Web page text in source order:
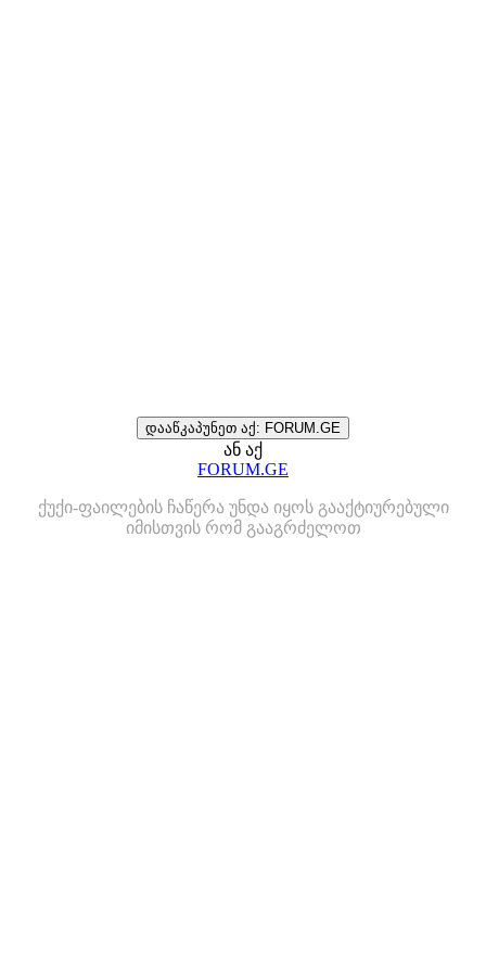
დააწკაპუნეთ აქ: FORUM.GE
ან აქ
FORUM.GE
ქუქი-ფაილების ჩაწერა უნდა იყოს გააქტიურებული
იმისთვის რომ გააგრძელოთ